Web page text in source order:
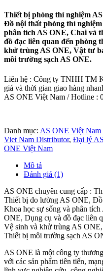
Thiết bị phòng thí nghiệm
Đồ nội thất phòng thí
phân tích AS ONE, Chai và
đồ đạc liên quan đến phòng
khử trùng AS ONE, Vật tư
môi trường sạch AS ONE.
Liên hệ : Công ty TNHH TM
giá và thời gian giao hàng
AS ONE Việt Nam / Hotline :
Danh mục: AS ONE Việt Nam
Viet Nam Distributor, Đại lý
ONE Việt Nam
Mô tả
Đánh giá (1)
AS ONE chuyên cung cấp :
Thiết bị đo lường AS ONE,
Khoa học sự sống và phân
ONE, Dụng cụ và đồ đạc liên
Vệ sinh và khử trùng AS
Thiết bị môi trường sạch AS
AS ONE là một công ty
với các sản phẩm tiên tiến,